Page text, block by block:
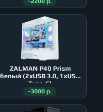
ZALMAN P40 Prism
белый (2xUSB 3.0, 1xUSB
Type-C)
-3000 р.